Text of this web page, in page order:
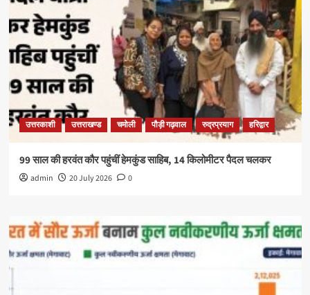
उत्तरकाशी उत्तराखण्ड चमोली पौड़ी गढ़वाल रुद्रप्रयाग हरिद्वार
99 साल की हरवंत कौर पहुंचीं हेमकुंड साहिब, 14 किलोमीटर पैदल चलकर
admin 20 July 2026 0